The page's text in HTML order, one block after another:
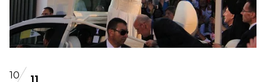
10 11